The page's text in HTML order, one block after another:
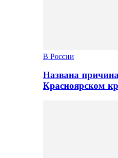
В России
Названа
Красноярском